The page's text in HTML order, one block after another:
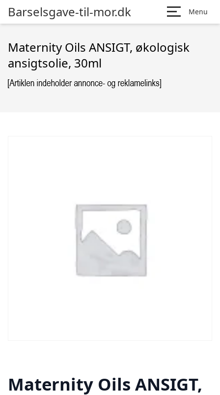
Barselsgave-til-mor.dk Menu
Maternity Oils ANSIGT, økologisk
ansigtsolie, 30ml
Maternity Oils ANSIGT,